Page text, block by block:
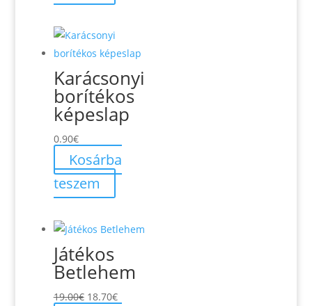
Karácsonyi
borítékos
képeslap
0.90€
Kosárba
teszem
Játékos
Betlehem
19.00€ Original
18.70€Current